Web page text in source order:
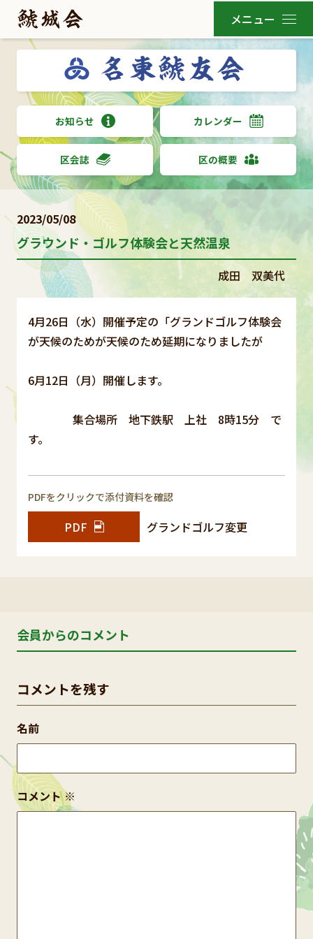
お知らせ カレンダー
区会誌 区の概要
2023/05/08
グラウンド・ゴルフ体験会と天然温泉
成田 双美代
4月26日（水）開催予定の「グランドゴルフ体験会
が天候のためが天候のため延期になりましたが
6月12日（月）開催します。
集合場所 地下鉄駅 上社 8時15分 で
す。
PDFをクリックで添付資料を確認
PDF グランドゴルフ変更
会員からのコメント
コメントを残す
コメント※
名前